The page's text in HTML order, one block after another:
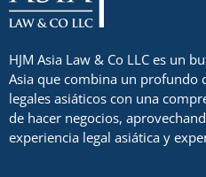
HJM Asia Law & Co LLC es un
Asia que combina un profundo
legales asiáticos con una
de hacer negocios,
experiencia legal asiática y